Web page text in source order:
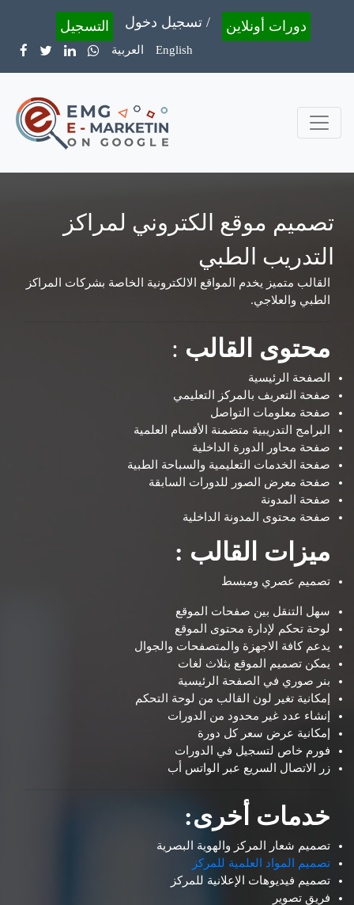
دورات أونلاين تسجيل دخول / التسجيل
العربية English
تصميم موقع الكتروني لمراكز
التدريب الطبي
القالب متميز يخدم المواقع الالكترونية الخاصة بشركات المراكز
الطبي والعلاجي.
محتوى القالب :
الصفحة الرئيسية
صفحة التعريف بالمركز التعليمي
صفحة معلومات التواصل
البرامج التدريبية متضمنة الأقسام العلمية
صفحة محاور الدورة الداخلية
صفحة الخدمات التعليمية والسباحة الطبية
صفحة معرض الصور للدورات السابقة
صفحة المدونة
صفحة محتوى المدونة الداخلية
ميزات القالب :
تصميم عصري ومبسط
سهل التنقل بين صفحات الموقع
لوحة تحكم لإدارة محتوى الموقع
يدعم كافة الاجهزة والمتصفحات والجوال
يمكن تصميم الموقع بثلاث لغات
بنر صوري في الصفحة الرئيسية
إمكانية تغير لون القالب من لوحة التحكم
إنشاء عدد غير محدود من الدورات
إمكانية عرض سعر كل دورة
فورم خاص لتسجيل في الدورات
زر الاتصال السريع عبر الواتس أب
خدمات أخرى:
تصميم شعار المركز والهوية البصرية
تصميم المواد العلمية للمركز
تصميم فيديوهات الإعلانية للمركز
فريق تصوير